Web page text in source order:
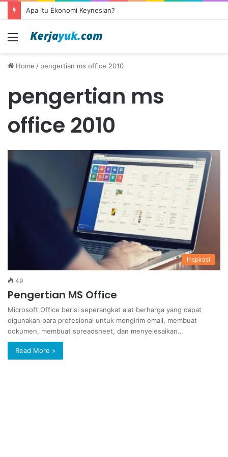
Apa itu Ekonomi Keynesian?
Menu
Home / pengertian ms office 2010
pengertian ms
office 2010
Inspirasi
49
Pengertian MS Office
Microsoft Office berisi seperangkat alat berharga yang dapat
digunakan para profesional untuk mengirim email, membuat
dokumen, membuat spreadsheet, dan menyelesaikan…
Read More »